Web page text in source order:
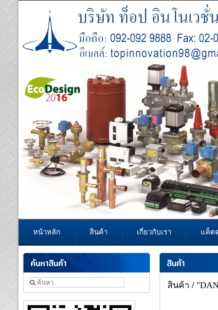
หน้าหลัก สินค้า เกี่ยวกับเรา แค็ต
ค้นหาสินค้า สินค้า
สินค้า /